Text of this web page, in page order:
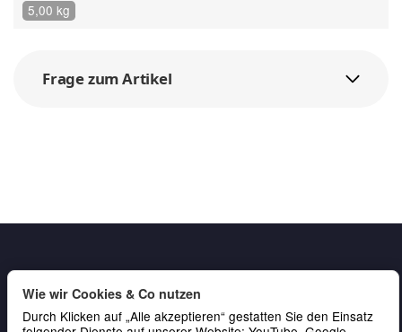
5,00 kg
Frage zum Artikel
Wie wir Cookies & Co nutzen
Durch Klicken auf „Alle akzeptieren“ gestatten Sie den Einsatz